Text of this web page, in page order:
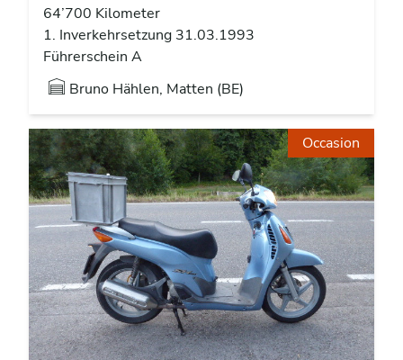
64’700 Kilometer
1. Inverkehrsetzung 31.03.1993
Führerschein A
Bruno Hählen, Matten (BE)
Occasion